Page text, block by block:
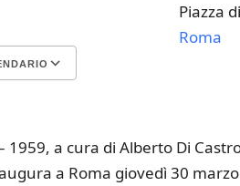
Piazza
Roma
1959, a cura di Alberto Di
a Roma giovedì 30